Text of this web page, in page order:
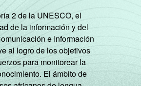
2 de la UNESCO, el
de la información y del
e Información
al logro de los objetivos
para monitorear la
El ámbito de